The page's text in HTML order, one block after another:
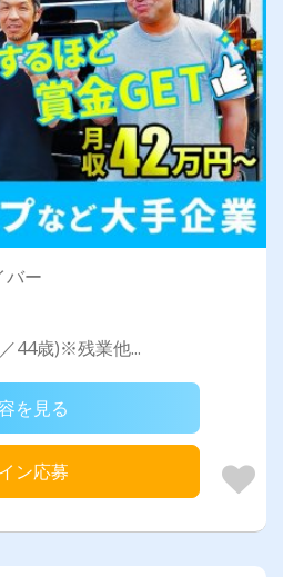
バー
44歳)※残業他...
を見る
ン応募